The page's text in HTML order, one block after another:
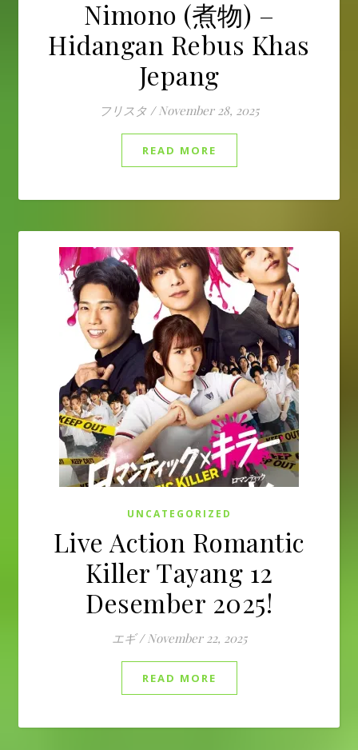
Nimono (煮物) –
Hidangan Rebus Khas
Jepang
フリスタ / November 28, 2025
READ MORE
UNCATEGORIZED
Live Action Romantic
Killer Tayang 12
Desember 2025!
エギ / November 22, 2025
READ MORE